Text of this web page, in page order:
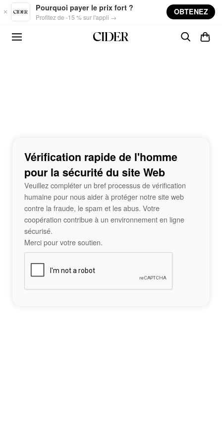
Skip to main content
Pourquoi payer le prix fort ?
Profitez de -15 % sur l'appli →
OBTENEZ
Vérification rapide de l'homme
pour la sécurité du site Web
Veuillez compléter un bref processus de vérification
humaine pour nous aider à protéger notre site web
contre la fraude, le spam et les abus. Votre
coopération contribue à un environnement en ligne
sécurisé.
Merci pour votre soutien.